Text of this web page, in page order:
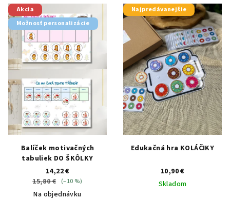
Akcia
Možnosť personalizácie
Balíček motivačných
tabuliek DO ŠKÔLKY
14,22 €
15,80 € (–10 %)
Na objednávku
Najpredávanejšie
Edukačná hra KOLÁČIKY
10,90 €
Skladom